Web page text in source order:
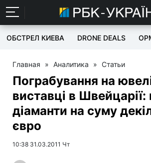
ОБСТРЕЛ КИЕВА DRONE DEALS
Главная » Аналитика » Статьи
Пограбування на
виставці в Швейцарії:
діаманти на суму
євро
10:38 31.03.2011 Чт